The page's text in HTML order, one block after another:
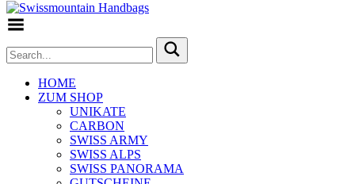
HOME
ZUM SHOP
UNIKATE
CARBON
SWISS ARMY
SWISS ALPS
SWISS PANORAMA